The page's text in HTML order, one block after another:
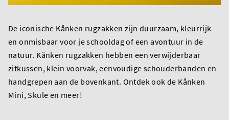
De iconische Kånken rugzakken zijn duurzaam, kleurrijk
en onmisbaar voor je schooldag of een avontuur in de
natuur. Kånken rugzakken hebben een verwijderbaar
zitkussen, klein voorvak, eenvoudige schouderbanden en
handgrepen aan de bovenkant. Ontdek ook de Kånken
Mini, Skule en meer!